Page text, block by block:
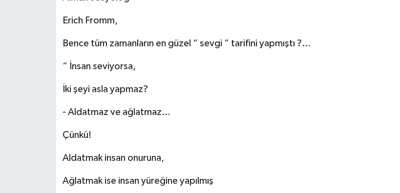
Erich Fromm,
Bence tüm zamanların en güzel “ sevgi “ tarifini yapmıştı ?…
“ İnsan seviyorsa,
İki şeyi asla yapmaz?
- Aldatmaz ve ağlatmaz…
Çünkü!
Aldatmak insan onuruna,
Ağlatmak ise insan yüreğine yapılmış